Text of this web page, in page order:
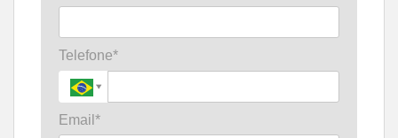
Telefone*
Email*